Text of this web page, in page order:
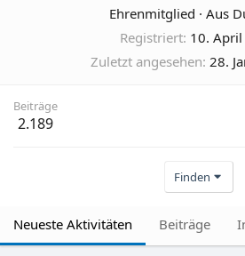
Ehrenmitglied · Aus
Registriert 10.
Zuletzt angesehen 28.
Beiträge
2.189
Finden
Neueste Aktivitäten Beiträge